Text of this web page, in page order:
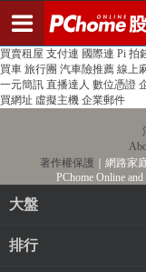
PChome首頁 線上購物 24h購物
買賣租屋 支付連 國際連 Pi 拍
買車 旅行團 汽車險推薦 線上
一元簡訊 直播達人 數位憑證
買網址 虛擬主機 企業郵件
著作權保護 ｜網路家
PChome Online
大盤
排行